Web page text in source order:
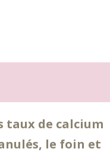
de calcium
le foin et